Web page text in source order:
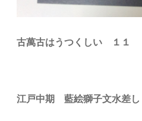
古萬古はうつくしい １１
江戸中期 藍絵獅子文水差し